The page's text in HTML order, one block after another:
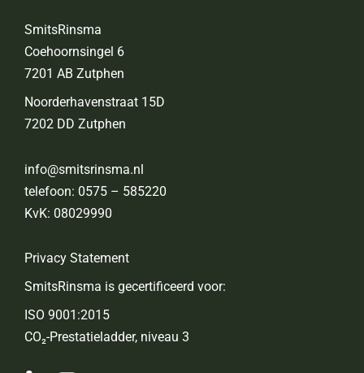
SmitsRinsma
Coehoornsingel 6
7201 AB Zutphen
Noorderhavenstraat 15D
7202 DD Zutphen
info@smitsrinsma.nl
telefoon: 0575 – 585220
KvK: 08029990
Privacy Statement
SmitsRinsma is gecertificeerd voor:
ISO 9001:2015
CO₂-Prestatieladder, niveau 3